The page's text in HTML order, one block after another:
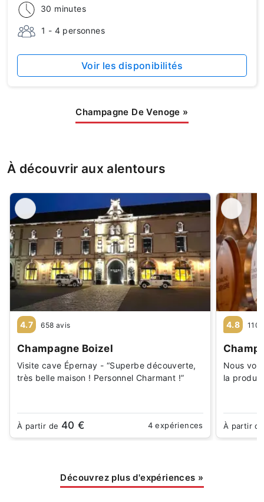
30 minutes
1 - 4 personnes
Voir les disponibilités
Champagne De Venoge »
À découvrir aux alentours
4.7 658 avis
Champagne Boizel
Visite cave Épernay - “Superbe découverte,
très belle maison ! Personnel Charmant !”
À partir de 40 € 4 expériences
4.8 110
Nous
la
À partir
Découvrez plus d'expériences »